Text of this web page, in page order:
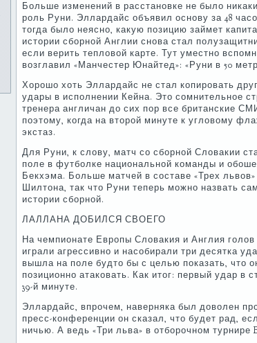
Больше изменений в расстановке не было
роль Руни. Эллардайс объявил основу за 48
тогда было неясно, какую позицию займет
истории сборной Англии снова стал
если верить тепловой карте. Тут уместно
возглавил «Манчестер Юнайтед»: «Руни в 50
Хорошо хоть Эллардайс не стал копировать
удары в исполнении Кейна. Это сомнительное
тренера англичан до сих пор все британские
поэтому, когда на второй минуте к угловому
экстаз.
Для Руни, к слову, матч со сборной Словакии
поле в футболке национальной команды и
Бекхэма. Больше матчей в составе «Трех
Шилтона, так что Руни теперь можно назвать
истории сборной.
ЛАЛЛАНА ДОБИЛСЯ СВОЕГО
На чемпионате Европы Словакия и Англия голов
играли агрессивно и насобирали три десятка
вышла на поле будто бы с целью показать, что
позиционно атаковать. Как итог: первый удар в
39-й минуте.
Эллардайс, впрочем, наверняка был доволен
пресс-конференции он сказал, что будет рад,
ничью. А ведь «Три льва» в отборочном турнире